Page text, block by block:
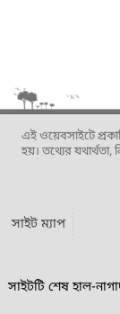
এই ওয়েবসাইটে
হয়। তথ্যের যথার্থতা,
সাইট ম্যাপ
সাইটটি শেষ হাল-